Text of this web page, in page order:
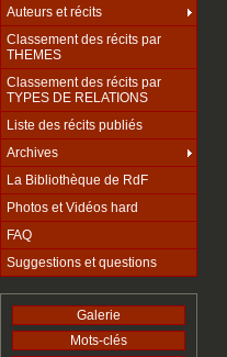
Auteurs et récits
Classement des récits par
THEMES
Classement des récits par
TYPES DE RELATIONS
Liste des récits publiés
Archives
La Bibliothèque de RdF
Photos et Vidéos hard
FAQ
Suggestions et questions
Galerie
Mots-clés